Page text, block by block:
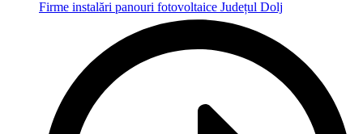
Firme instalări panouri fotovoltaice Județul Dolj